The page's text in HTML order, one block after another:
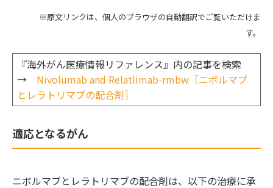
※原文リンクは、個人のブラウザの自動翻訳でご覧いただけま
す。
『海外がん医療情報リファレンス』内の記事を検索
→ Nivolumab and Relatlimab-rmbw［ニボルマブ
とレラトリマブの配合剤］
適応となるがん
ニボルマブとレラトリマブの配合剤は、以下の治療に承